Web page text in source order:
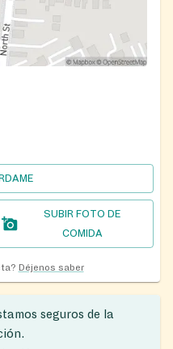
SUBIR FOTO DE
COMIDA
Déjenos saber
seguros de la